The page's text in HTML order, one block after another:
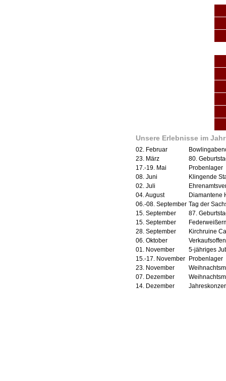
Unsere Erlebnisse im
02. Februar
23. März
80.
17.-19. Mai
Probenlager
08. Juni
Klingende
02. Juli
04. August
Diamantene
06.-08. September Tag der
15. September
87.
15. September
28. September
Kirchruine
06. Oktober
01. November
5-jähriges
15.-17. November
Probenlager
23. November
07. Dezember
14. Dezember